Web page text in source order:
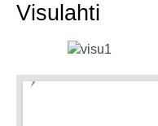
Visulahti